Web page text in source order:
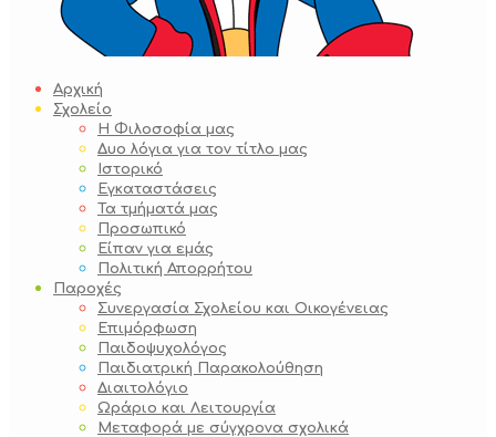
Αρχική
Σχολείο
Η Φιλοσοφία μας
Δυο λόγια για τον τίτλο μας
Ιστορικό
Εγκαταστάσεις
Τα τμήματά μας
Προσωπικό
Είπαν για εμάς
Πολιτική Απορρήτου
Παροχές
Συνεργασία Σχολείου και Οικογένειας
Επιμόρφωση
Παιδοψυχολόγος
Παιδιατρική Παρακολούθηση
Διαιτολόγιο
Ωράριο και Λειτουργία
Μεταφορά με σύγχρονα σχολικά